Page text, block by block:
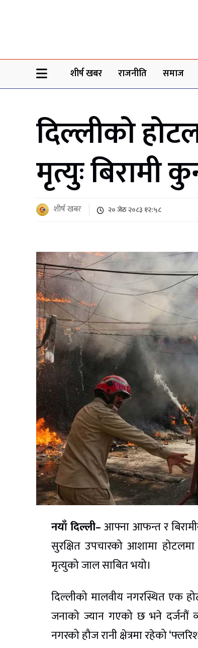
शीर्ष खबर राजनीति समाज
दिल्लीको
मृत्युः
शीर्ष खबर २० जेठ २०८३ १२:५८
नयाँ दिल्ली–आफ्ना आफन्त र
सुरक्षित उपचारको आशामा
मृत्युको जाल साबित भयो।
दिल्लीको मालवीय नगरस्थित एक
जनाको ज्यान गएको छ भने दर्जनौं
नगरको हौज रानी क्षेत्रमा रहेको